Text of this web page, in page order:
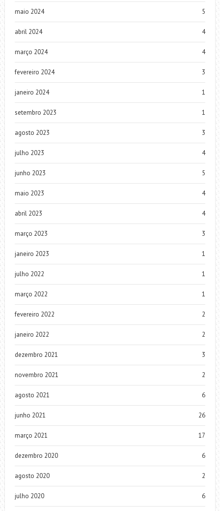
maio 2024 5
abril 2024 4
março 2024 4
fevereiro 2024 3
janeiro 2024 1
setembro 2023 1
agosto 2023 3
julho 2023 4
junho 2023 5
maio 2023 4
abril 2023 4
março 2023 3
janeiro 2023 1
julho 2022 1
março 2022 1
fevereiro 2022 2
janeiro 2022 2
dezembro 2021 3
novembro 2021 2
agosto 2021 6
junho 2021 26
março 2021 17
dezembro 2020 6
agosto 2020 2
julho 2020 6